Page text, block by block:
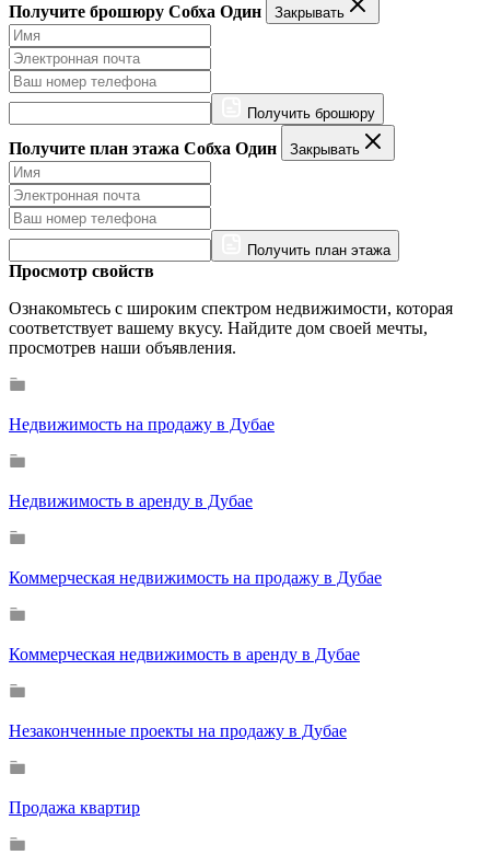
Получите брошюру Собха Один Закрывать
Получить брошюру
Получите план этажа Собха Один Закрывать
Получить план этажа
Просмотр свойств
Ознакомьтесь с широким спектром недвижимости, которая
соответствует вашему вкусу. Найдите дом своей мечты,
просмотрев наши объявления.
Недвижимость на продажу в Дубае
Недвижимость в аренду в Дубае
Коммерческая недвижимость на продажу в Дубае
Коммерческая недвижимость в аренду в Дубае
Незаконченные проекты на продажу в Дубае
Продажа квартир